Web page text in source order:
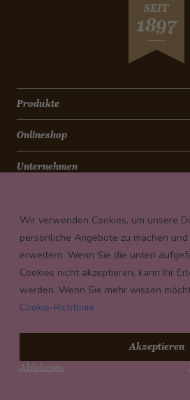
SEIT
1897
Produkte
Onlineshop
Unternehmen
Payment conditions
Wir verwenden Cookies, um unsere
persönliche Angebote zu machen
erweitern. Wenn Sie die unten
Cookies nicht akzeptieren, kann Ihr
werden. Wenn Sie mehr wissen
Cookie-Richtlinie
Akzeptieren
Ablehnen
© 2026 Confiserie
Impressum